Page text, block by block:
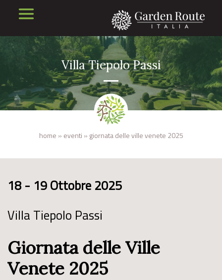
Villa Tiepolo Passi
home » eventi » giornata delle ville venete 2025
18 - 19 Ottobre 2025
Villa Tiepolo Passi
Giornata delle Ville
Venete 2025